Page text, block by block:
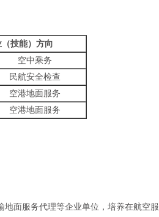
（技能）方向
空中乘务
民航安全检查
空港地面服务
空港地面服务
面服务代理等企业单位，培养在航空服